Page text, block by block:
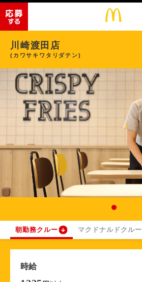
川崎渡田店
(カワサキワタリダテン)
朝勤務クルー マクドナルドクルー
時給